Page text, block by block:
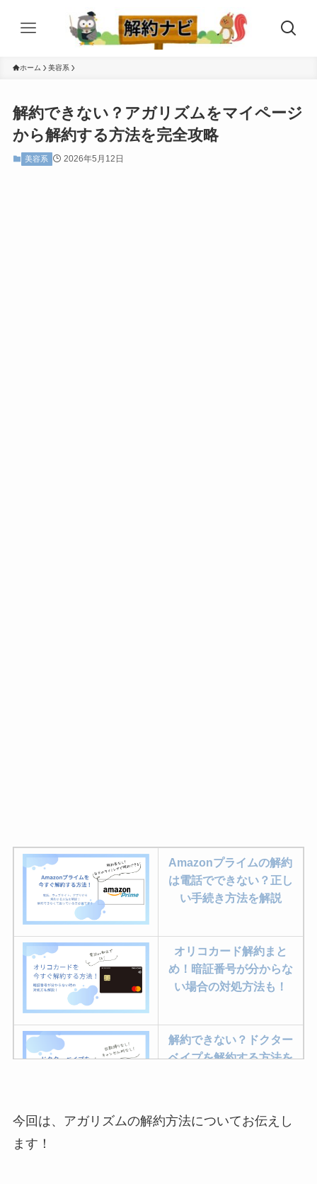
ホーム 美容系
解約できない？アガリズムをマイページ
から解約する方法を完全攻略
美容系 2026年5月12日
Amazonプライムの解約
は電話でできない？正し
い手続き方法を解説
オリコカード解約まと
め！暗証番号が分からな
い場合の対処方法も！
解約できない？ドクター
ベイプを解約する方法を
ミュゼプラチナムの解約
今回は、アガリズムの解約方法についてお伝えし
ます！